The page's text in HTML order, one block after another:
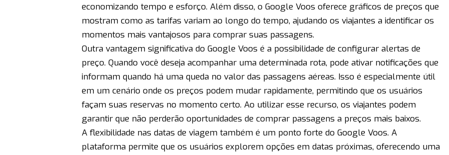
economizando tempo e esforço. Além disso, o Google Voos oferece gráficos de preços que
mostram como as tarifas variam ao longo do tempo, ajudando os viajantes a identificar os
momentos mais vantajosos para comprar suas passagens.
Outra vantagem significativa do Google Voos é a possibilidade de configurar alertas de
preço. Quando você deseja acompanhar uma determinada rota, pode ativar notificações que
informam quando há uma queda no valor das passagens aéreas. Isso é especialmente útil
em um cenário onde os preços podem mudar rapidamente, permitindo que os usuários
façam suas reservas no momento certo. Ao utilizar esse recurso, os viajantes podem
garantir que não perderão oportunidades de comprar passagens a preços mais baixos.
A flexibilidade nas datas de viagem também é um ponto forte do Google Voos. A
plataforma permite que os usuários explorem opções em datas próximas, oferecendo uma